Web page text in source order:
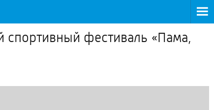
фестиваль «Пама,